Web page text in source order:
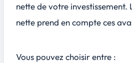
nette de votre
nette prend en compte ces
Vous pouvez choisir entre :